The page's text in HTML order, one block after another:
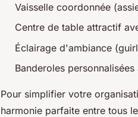
Vaisselle coordonnée
Centre de table attractif
Éclairage d'ambiance
Banderoles
Pour simplifier votre
harmonie parfaite entre tous